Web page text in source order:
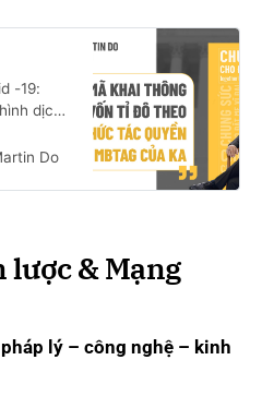
-19:
dịch
vô
Do
lược & Mạng
lý – công nghệ – kinh